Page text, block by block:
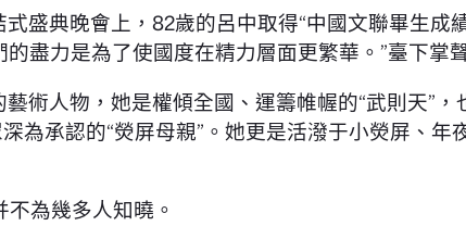
盛典晚會上，82歲的呂中取得“中國文聯畢生成
盡力是為了使國度在精力層面更繁華。”臺下掌
術人物，她是權傾全國、運籌帷幄的“武則天”
為承認的“熒屏母親”。她更是活潑于小熒屏、
為幾多人知曉。